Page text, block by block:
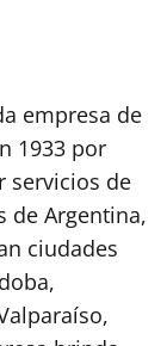
empresa de
1933 por
servicios de
de Argentina,
ciudades